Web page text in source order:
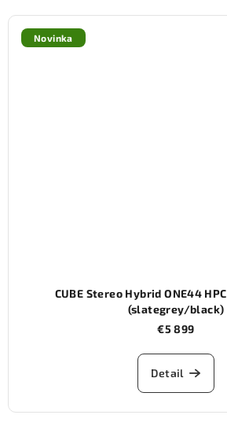
Novinka
CUBE Stereo Hybrid ONE44
(slategrey/black)
€5 899
Detail